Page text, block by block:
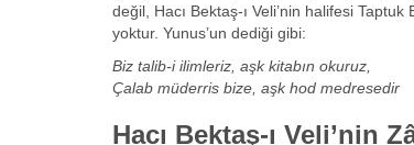
değil, Hacı Bektaş-ı Veli’nin halifesi
yoktur. Yunus’un dediği gibi:
Biz talib-i ilimleriz, aşk kitabın okuruz,
Çalab müderris bize, aşk hod medresedir
Hacı Bektaş-ı Veli’nin